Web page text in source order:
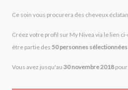
Ce soin vous procurera des cheveux
Créez votre profil sur My Nivea via le lien
être partie des 50 personnes sélectionnées
Vous avez jusqu'au 30 novembre 2018pour